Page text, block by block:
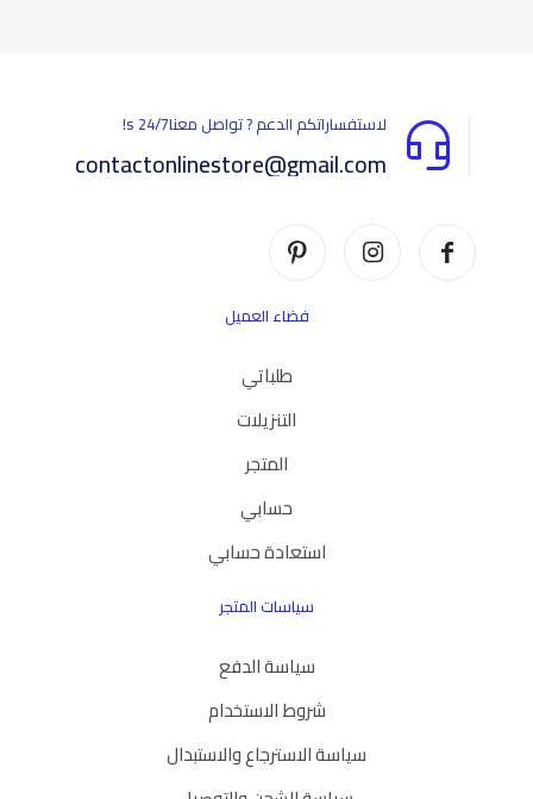
لاستفساراتكم الدعم ? تواصل معناs 24/7!
contactonlinestore@gmail.com
فضاء العميل
طلباتي
التنزيلات
المتجر
حسابي
استعادة حسابي
سياسات المتجر
سياسة الدفع
شروط الاستخدام
سياسة الاسترجاع والاستبدال